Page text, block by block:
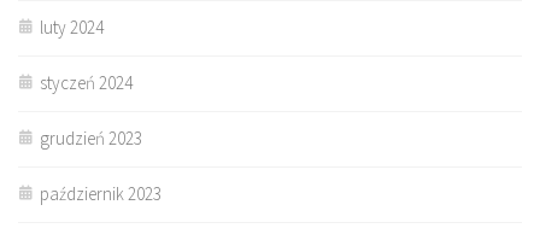
luty 2024
styczeń 2024
grudzień 2023
październik 2023